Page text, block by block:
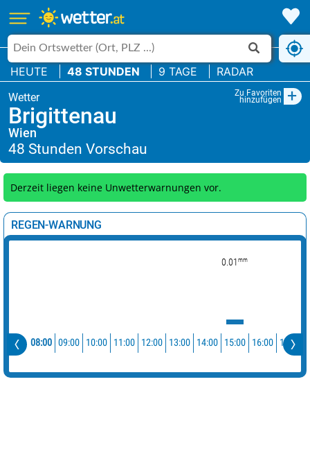
HEUTE 48 STUNDEN 9 TAGE RADAR
Zu Favoriten
hinzufügen +
Brigittenau
Wien
Derzeit liegen keine Unwetterwarnungen vor.
REGEN-WARNUNG
0.01 mm
08:00 09:00 10:00 11:00 12:00 13:00 14:00 15:00 16:00 17:00